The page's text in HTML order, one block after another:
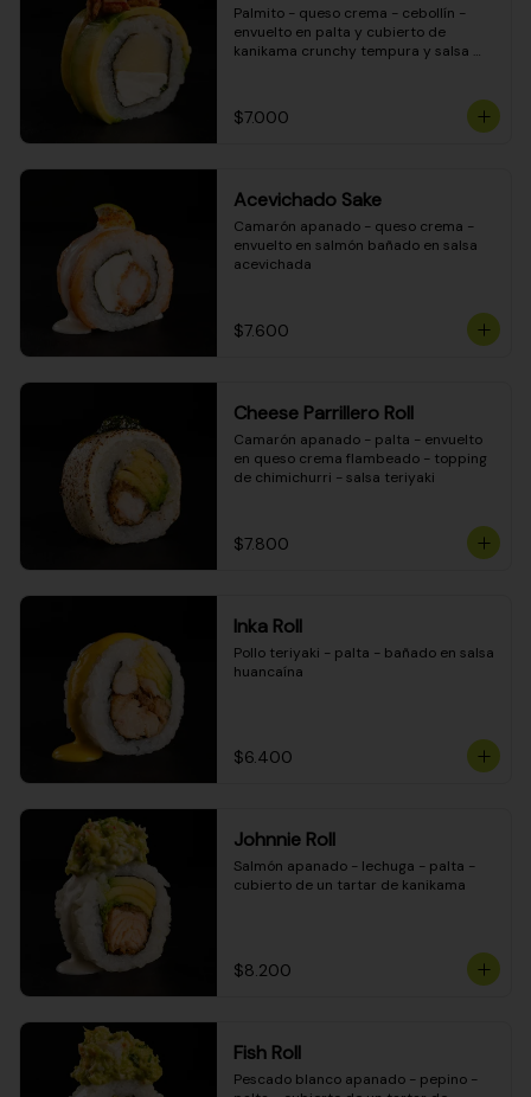
Palmito - queso crema - cebollín -
envuelto en palta y cubierto de
kanikama crunchy tempura y salsa
$7.000
Acevichado Sake
Camarón apanado - queso crema -
envuelto en salmón bañado en salsa
acevichada
$7.600
Cheese Parrillero Roll
Camarón apanado - palta - envuelto
en queso crema flambeado - topping
de chimichurri - salsa teriyaki
$7.800
Inka Roll
Pollo teriyaki - palta - bañado en salsa
huancaína
$6.400
Johnnie Roll
Salmón apanado - lechuga - palta -
cubierto de un tartar de kanikama
$8.200
Fish Roll
Pescado blanco apanado - pepino -